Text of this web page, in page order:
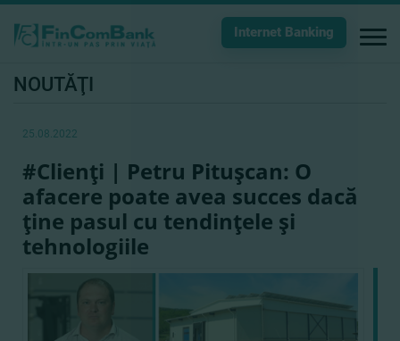
Internet Banking
NOUTĂŢI
25.08.2022
#Clienţi | Petru Pituşcan: O
afacere poate avea succes dacă
ţine pasul cu tendinţele şi
tehnologiile